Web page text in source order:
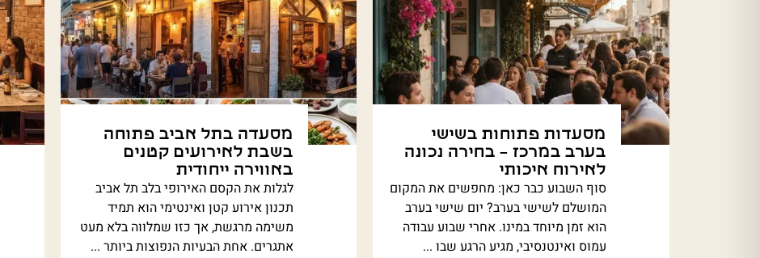
מסעדות פתוחות בשישי
בערב במרכז – בחירה נכונה
לאירוח איכותי
סוף השבוע כבר כאן: מחפשים את המקום
המושלם לשישי בערב? יום שישי בערב
הוא זמן מיוחד במינו. אחרי שבוע עבודה
עמוס ואינטנסיבי, מגיע הרגע שבו ...
מסעדה בתל אביב פתוחה
בשבת לאירועים קטנים
באווירה ייחודית
לגלות את הקסם האירופי בלב תל אביב
תכנון אירוע קטן ואינטימי הוא תמיד
משימה מרגשת, אך כזו שמלווה בלא מעט
אתגרים. אחת הבעיות הנפוצות ביותר ...